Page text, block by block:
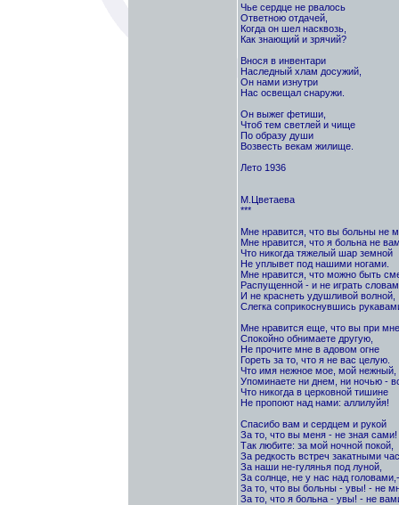
Чье сердце не рвалось
Ответною отдачей,
Когда он шел насквозь,
Как знающий и зрячий?
Внося в инвентари
Наследный хлам досужий,
Он нами изнутри
Нас освещал снаружи.
Он выжег фетиши,
Чтоб тем светлей и чище
По образу души
Возвесть векам жилище.
Лето 1936
М.Цветаева
***
Мне нравится, что вы больны не
Мне нравится, что я больна не
Что никогда тяжелый шар земной
Не уплывет под нашими ногами.
Мне нравится, что можно быть
Распущенной - и не играть
И не краснеть удушливой волной,
Слегка соприкоснувшись
Мне нравится еще, что вы при мне
Спокойно обнимаете другую,
Не прочите мне в адовом огне
Гореть за то, что я не вас целую.
Что имя нежное мое, мой нежный,
Упоминаете ни днем, ни ночью -
Что никогда в церковной тишине
Не пропоют над нами: аллилуйя!
Спасибо вам и сердцем и рукой
За то, что вы меня - не зная сами!
Так любите: за мой ночной покой,
За редкость встреч закатными
За наши не-гулянья под луной,
За солнце, не у нас над головами,-
За то, что вы больны - увы! - не
За то, что я больна - увы! - не